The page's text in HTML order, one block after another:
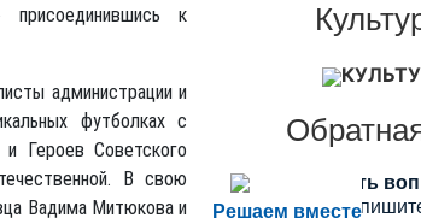
присоединившись к
администрации и
футболках с
Героев Советского
В свою
Вадима Митюкова и
Решаем вместе
Есть